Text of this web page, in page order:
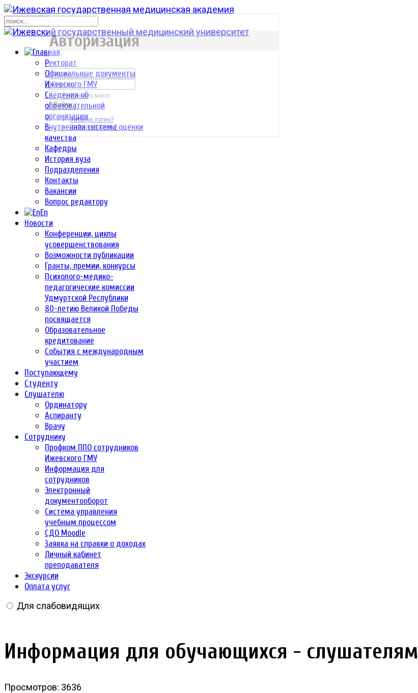
Ректорат
Официальные документы
Ижевского ГМУ
Сведения об
образовательной
организации
Внутренняя система оценки
качества
Кафедры
История вуза
Подразделения
Контакты
Вакансии
Вопрос редактору
En
Новости
Конференции, циклы
усовершенствования
Возможности публикации
Гранты, премии, конкурсы
Психолого-медико-
педагогические комиссии
Удмуртской Республики
80-летию Великой Победы
посвящается
Образовательное
кредитование
События с международным
участием
Поступающему
Студенту
Слушателю
Ординатору
Аспиранту
Врачу
Сотруднику
Профком ППО сотрудников
Ижевского ГМУ
Информация для
сотрудников
Электронный
документооборот
Система управления
учебным процессом
СДО Moodle
Заявка на справки о доходах
Личный кабинет
преподавателя
Экскурсии
Оплата услуг
Для слабовидящих
Информация для обучающихся - слушателям
Просмотров: 3636
р
Авторизация
Запомнить меня
Войти
Забыли логин?
Забыли пароль?